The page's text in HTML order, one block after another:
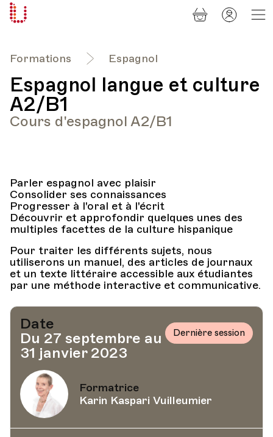
Formations Espagnol
Espagnol langue et culture
A2/B1
Cours d'espagnol A2/B1
Parler espagnol avec plaisir
Consolider ses connaissances
Progresser à l'oral et à l'écrit
Découvrir et approfondir quelques unes des
multiples facettes de la culture hispanique
Pour traiter les différents sujets, nous
utiliserons un manuel, des articles de journaux
et un texte littéraire accessible aux étudiantes
par une méthode interactive et communicative.
Date
Du 27 septembre au
31 janvier 2023
Dernière session
Formatrice
Karin Kaspari Vuilleumier
Panier
Mon